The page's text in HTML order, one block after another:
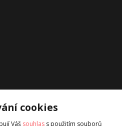
cookies
Váš souhlas s použitím souborů